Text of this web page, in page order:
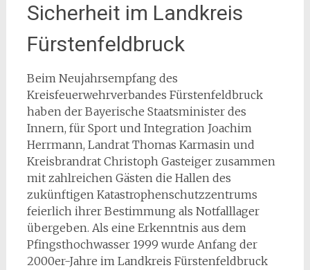
Sicherheit im Landkreis
Fürstenfeldbruck
Beim Neujahrsempfang des
Kreisfeuerwehrverbandes Fürstenfeldbruck
haben der Bayerische Staatsminister des
Innern, für Sport und Integration Joachim
Herrmann, Landrat Thomas Karmasin und
Kreisbrandrat Christoph Gasteiger zusammen
mit zahlreichen Gästen die Hallen des
zukünftigen Katastrophenschutzzentrums
feierlich ihrer Bestimmung als Notfalllager
übergeben. Als eine Erkenntnis aus dem
Pfingsthochwasser 1999 wurde Anfang der
2000er-Jahre im Landkreis Fürstenfeldbruck